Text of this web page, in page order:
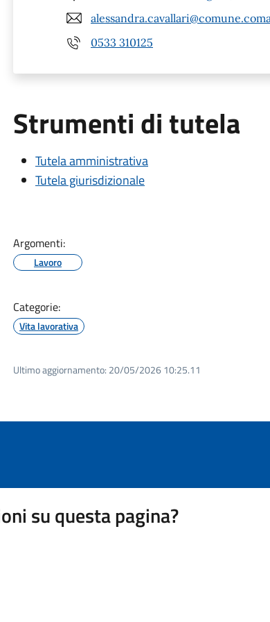
0533 310125
Strumenti di tutela
Tutela amministrativa
Tutela giurisdizionale
Argomenti:
Lavoro
Categorie:
Vita lavorativa
Ultimo aggiornamento: 20/05/2026 10:25.11
su questa pagina?